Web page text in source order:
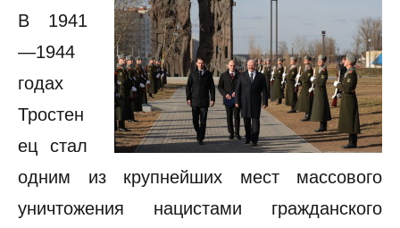
В 1941
—1944
годах
Тростен
ец стал
одним из крупнейших мест массового
уничтожения нацистами гражданского